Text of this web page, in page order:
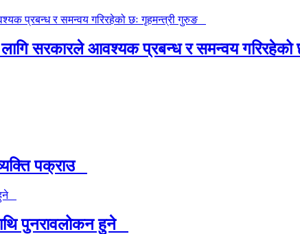
सरकारले आवश्यक प्रबन्ध र समन्वय
पक्राउ
पुनरावलोकन हुने